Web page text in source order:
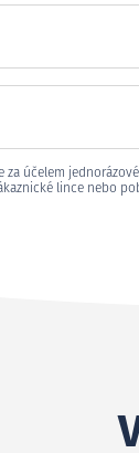
účelem
lince nebo